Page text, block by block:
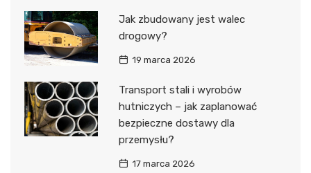
Jak zbudowany jest walec
drogowy?
19 marca 2026
Transport stali i wyrobów
hutniczych – jak zaplanować
bezpieczne dostawy dla
przemysłu?
17 marca 2026